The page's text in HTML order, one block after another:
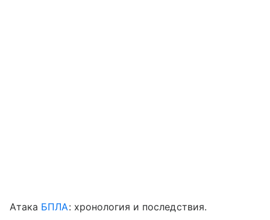
Атака БПЛА: хронология и последствия.